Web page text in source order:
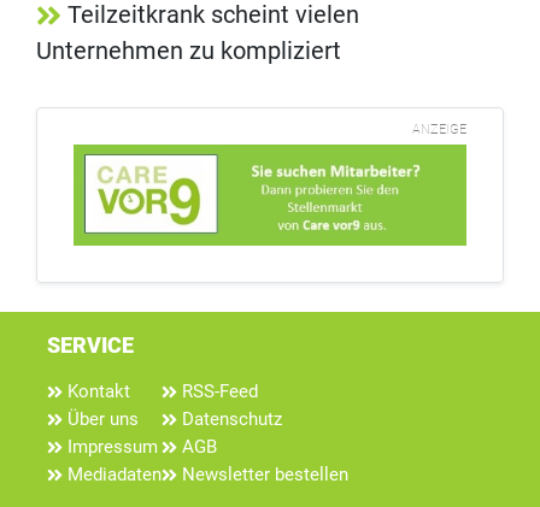
Teilzeitkrank scheint vielen
Unternehmen zu kompliziert
ANZEIGE
SERVICE
Kontakt
Über uns
Impressum
Mediadaten
RSS-Feed
Datenschutz
AGB
Newsletter bestellen